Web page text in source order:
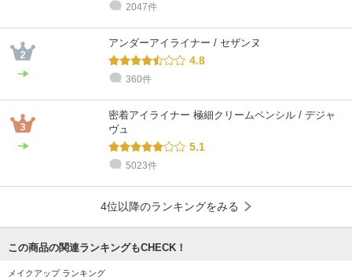
2047件
アンダーアイライナー / セザンヌ
4.8
360件
密着アイライナー 極細クリームペンシル / デジャ
ヴュ
5.1
5023件
4位以降のランキングをみる
この商品の関連ランキングもCHECK！
メイクアップ ランキング